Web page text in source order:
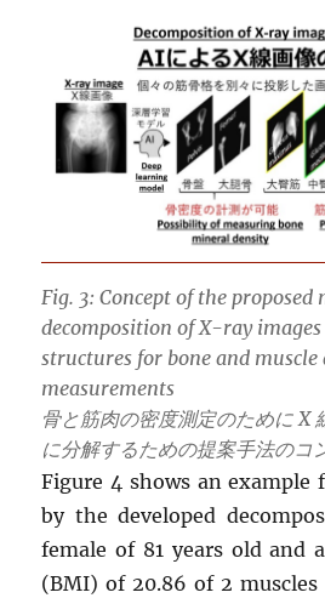
Fig. 3: Concept of the proposed
decomposition of X-ray
structures for bone and muscle
measurements
骨と筋肉の密度測定のために X
に分解するための提案手法のコ
Figure 4 shows an example
by the developed
female of 81 years old and
(BMI) of 20.86 of 2